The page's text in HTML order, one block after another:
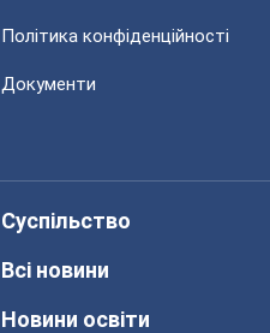
Політика конфіденційності
Документи
Суспільство
Всі новини
Новини освіти